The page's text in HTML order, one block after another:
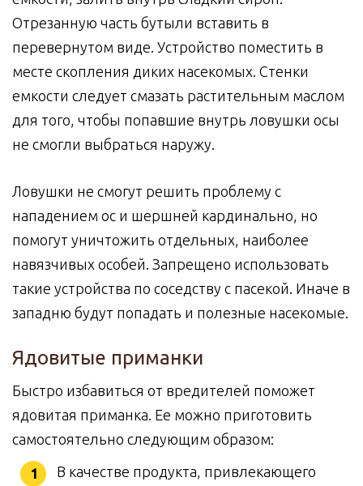
Отрезанную часть бутыли вставить в
перевернутом виде. Устройство поместить в
месте скопления диких насекомых. Стенки
емкости следует смазать растительным маслом
для того, чтобы попавшие внутрь ловушки осы
не смогли выбраться наружу.
Ловушки не смогут решить проблему с
нападением ос и шершней кардинально, но
помогут уничтожить отдельных, наиболее
навязчивых особей. Запрещено использовать
такие устройства по соседству с пасекой. Иначе в
западню будут попадать и полезные насекомые.
Ядовитые приманки
Быстро избавиться от вредителей поможет
ядовитая приманка. Ее можно приготовить
самостоятельно следующим образом:
В качестве продукта, привлекающего